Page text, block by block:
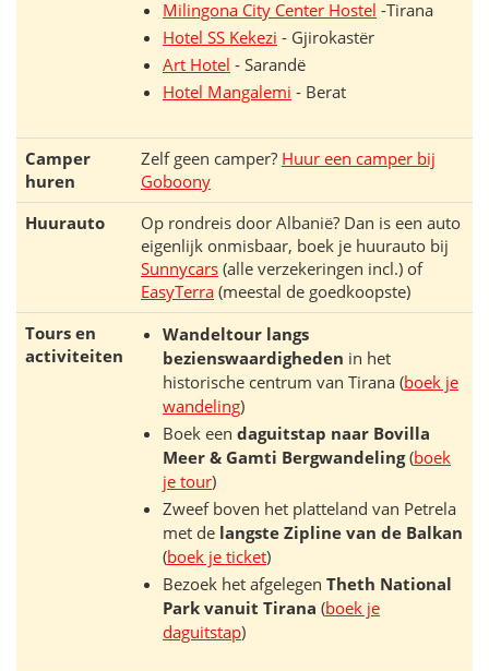
Milingona City Center Hostel -Tirana
Hotel SS Kekezi - Gjirokastër
Art Hotel - Sarandë
Hotel Mangalemi - Berat
Camper
huren
Zelf geen camper? Huur een camper bij
Goboony
Huurauto
Op rondreis door Albanië? Dan is een auto
eigenlijk onmisbaar, boek je huurauto bij
Sunnycars (alle verzekeringen incl.) of
EasyTerra (meestal de goedkoopste)
Tours en
activiteiten
Wandeltour langs
bezienswaardigheden in het
historische centrum van Tirana (boek je
wandeling)
Boek een daguitstap naar Bovilla
Meer & Gamti Bergwandeling(boek
je tour)
Zweef boven het platteland van Petrela
met de langste Zipline van de Balkan
(boek je ticket)
Bezoek het afgelegen Theth National
Park vanuit Tirana (boek je
daguitstap)